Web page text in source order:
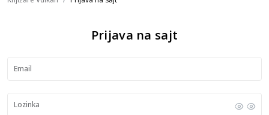
Prijava na sajt
Email
Lozinka